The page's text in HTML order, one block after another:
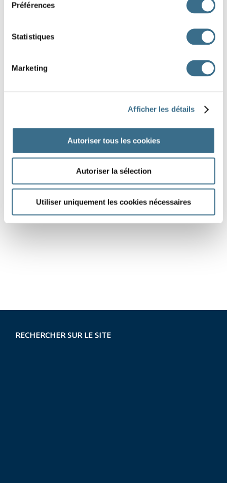
Préférences
Statistiques
Marketing
Afficher les détails
Autoriser tous les cookies
Autoriser la sélection
Utiliser uniquement les cookies nécessaires
RECHERCHER SUR LE SITE